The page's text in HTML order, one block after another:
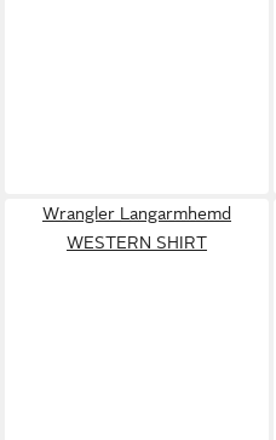
Wrangler Langarmhemd
WESTERN SHIRT